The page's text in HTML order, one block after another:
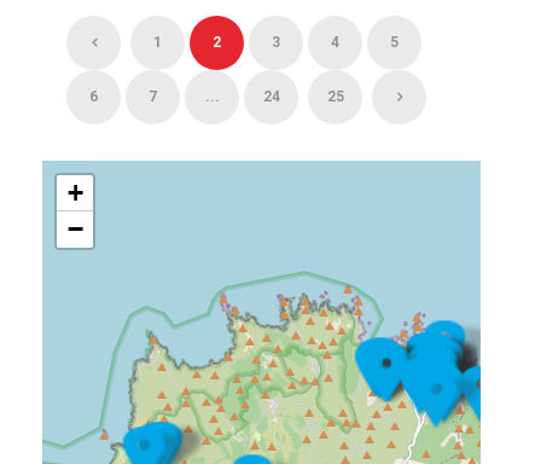
1 2 3 4 5
6 7 ... 24 25
+
−